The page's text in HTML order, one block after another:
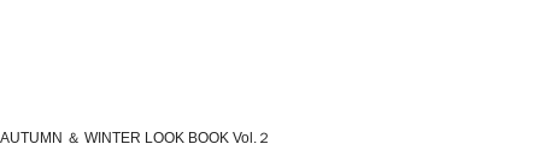
AUTUMN ＆ WINTER LOOK BOOK Vol.２